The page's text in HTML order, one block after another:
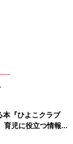
本『ひよこクラブ
児に役立つ情報が